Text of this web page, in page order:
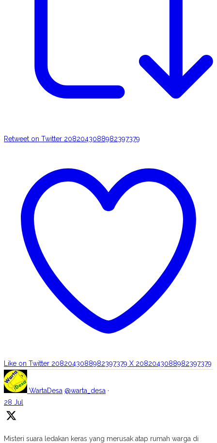
Retweet on Twitter 2082043088982397379
Like on Twitter 2082043088982397379 X 2082043088982397379
WartaDesa @warta_desa ·
28 Jul
Misteri suara ledakan keras yang merusak atap rumah warga di